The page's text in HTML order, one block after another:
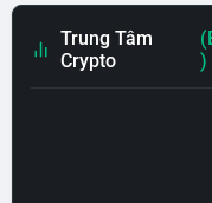
Trung Tâm
Crypto
)